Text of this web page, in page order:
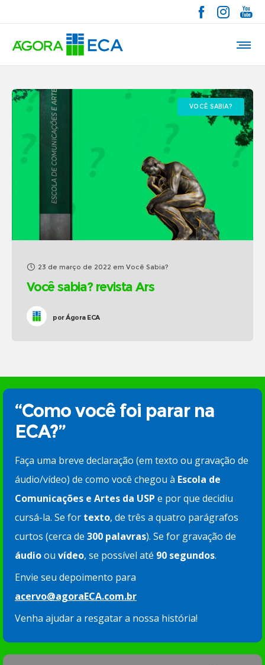
VOCÊ SABIA?
23 de março de 2022 em Você Sabia?
Você sabia? revista Ars
porÁgora ECA
“Como você foi parar na
ECA?”
Faça uma breve declaração (em texto ou gravação de
áudio/vídeo) de como você chegou à Escola de
Comunicações e Artes da USP e por que decidiu
cursá-la. Se for texto, de três a quatro parágrafos
curtos (cerca de 300 palavras). Se for gravação de
áudioou vídeo, se possível até 90 segundos.
Envie seu depoimento para
acervo@agoraECA.com.br
Venha ajudar a resgatar a nossa história!